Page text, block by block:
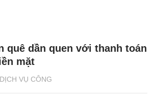
VỤ CÔNG
quê dần quen với thanh toán
mặt